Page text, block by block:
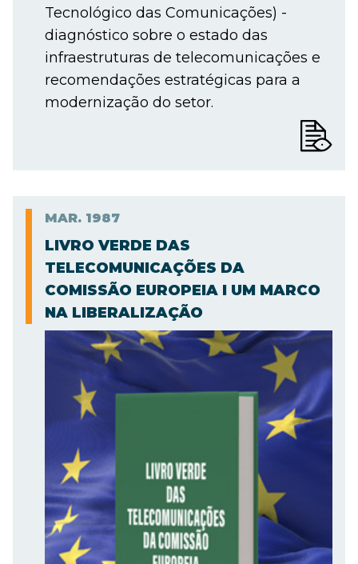
Tecnológico das Comunicações) -
diagnóstico sobre o estado das
infraestruturas de telecomunicações e
recomendações estratégicas para a
modernização do setor.
MAR. 1987
LIVRO VERDE DAS
TELECOMUNICAÇÕES DA
COMISSÃO EUROPEIA I UM MARCO
NA LIBERALIZAÇÃO